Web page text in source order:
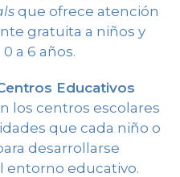
que ofrece atención
gratuita a niños y
a 6 años.
Educativos
los centros escolares
que cada niño o
desarrollarse
entorno educativo.